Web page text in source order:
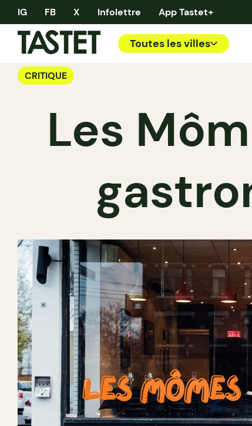
IG FB X Infolettre App Tastet+
Toutes les villes
CRITIQUE
Les